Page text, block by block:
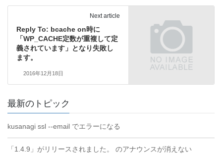
Next article
Reply To: bcache on時に
「WP_CACHE定数が重複して定
義されています」となり失敗し
ます。
2016年12月18日
最新のトピック
kusanagi ssl --email でエラーになる
「1.4.9」がリリースされました。 のアナウンスが消えない